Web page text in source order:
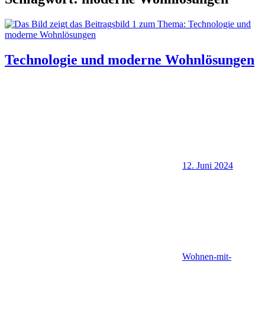
Technologie und moderne Wohnlösungen
12. Juni 2024
Wohnen-mit-